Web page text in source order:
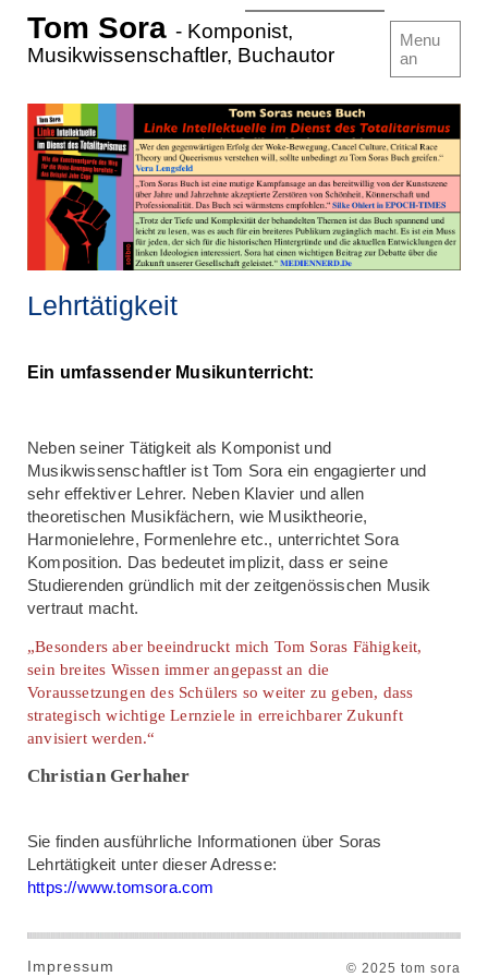
Tom Sora - Komponist,
Musikwissenschaftler, Buchautor
Menu
an
Startseite
Blogs von TS
Bücher
Musik-CDs
Kompositionen
Bildende Kunst
Lehrtätigkeit
Lehrtätigkeit
Ein umfassender Musikunterricht:
Neben seiner Tätigkeit als Komponist und
Musikwissenschaftler ist Tom Sora ein engagierter und
sehr effektiver Lehrer. Neben Klavier und allen
theoretischen Musikfächern, wie Musiktheorie,
Harmonielehre, Formenlehre etc., unterrichtet Sora
Komposition. Das bedeutet implizit, dass er seine
Studierenden gründlich mit der zeitgenössischen Musik
vertraut macht.
„Besonders aber beeindruckt mich Tom Soras Fähigkeit,
sein breites Wissen immer angepasst an die
Voraussetzungen des Schülers so weiter zu geben, dass
strategisch wichtige Lernziele in erreichbarer Zukunft
anvisiert werden.“
Christian Gerhaher
Sie finden ausführliche Informationen über Soras
Lehrtätigkeit unter dieser Adresse:
https://www.tomsora.com
Impressum © 2025 tom sora